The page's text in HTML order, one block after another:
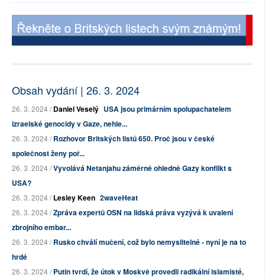
Obsah vydání | 26. 3. 2024
26. 3. 2024 /Daniel Veselý USA jsou primárním spolupachatelem
izraelské genocidy v Gaze, nehle...
26. 3. 2024 /Rozhovor Britských listů 650. Proč jsou v české
společnost ženy poř...
26. 3. 2024 /Vyvolává Netanjahu záměrně ohledně Gazy konflikt s
USA?
26. 3. 2024 /Lesley Keen 2waveHeat
26. 3. 2024 /Zpráva expertů OSN na lidská práva vyzývá k uvalení
zbrojního embar...
26. 3. 2024 /Rusko chválí mučení, což bylo nemyslitelné - nyní je na to
hrdé
26. 3. 2024 /Putin tvrdí, že útok v Moskvě provedli radikální islamisté,